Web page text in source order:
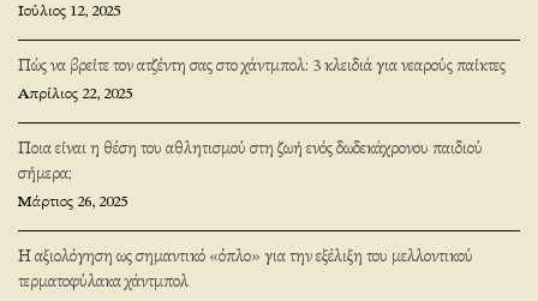
Ιούλιος 12, 2025
Πώς να βρείτε τον ατζέντη σας στο χάντμπολ: 3 κλειδιά για νεαρούς παίκτες
Απρίλιος 22, 2025
Ποια είναι η θέση του αθλητισμού στη ζωή ενός δωδεκάχρονου παιδιού
σήμερα;
Μάρτιος 26, 2025
Η αξιολόγηση ως σημαντικό «όπλο» για την εξέλιξη του μελλοντικού
τερματοφύλακα χάντμπολ